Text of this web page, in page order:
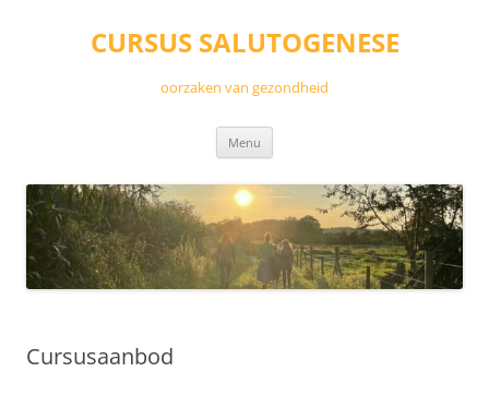
CURSUS SALUTOGENESE
oorzaken van gezondheid
Menu
Cursusaanbod